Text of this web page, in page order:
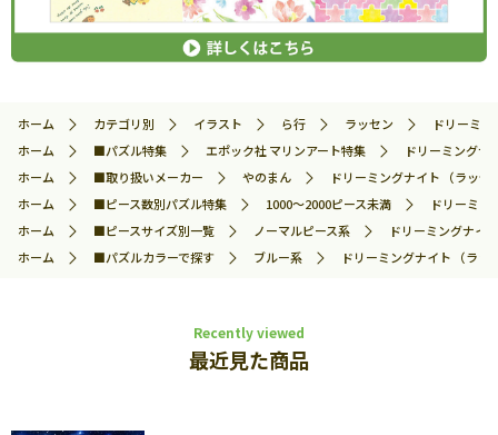
ホーム カテゴリ別 イラスト ら行 ラッセン
ドリーミ
ホーム
■パズル特集 エポック社 マリンアート特集
ドリーミング
ホーム
■取り扱いメーカー やのまん
ドリーミングナイト （ラッ
ホーム
■ピース数別パズル特集 1000～2000ピース未満
ドリーミ
ホーム
■ピースサイズ別一覧 ノーマルピース系
ドリーミングナ
ホーム
■パズルカラーで探す ブルー系 ドリーミングナイト （ラ
Recently viewed
最近見た商品